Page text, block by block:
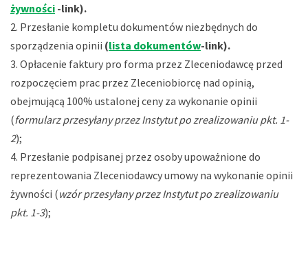
żywności -link).
Przesłanie kompletu dokumentów niezbędnych do
sporządzenia opinii (lista dokumentów-link).
Opłacenie faktury pro forma przez Zleceniodawcę przed
rozpoczęciem prac przez Zleceniobiorcę nad opinią,
obejmującą 100% ustalonej ceny za wykonanie opinii
(formularz przesyłany przez Instytut po zrealizowaniu pkt. 1-
2);
Przesłanie podpisanej przez osoby upoważnione do
reprezentowania Zleceniodawcy umowy na wykonanie opinii
żywności (wzór przesyłany przez Instytut po zrealizowaniu
pkt. 1-3);